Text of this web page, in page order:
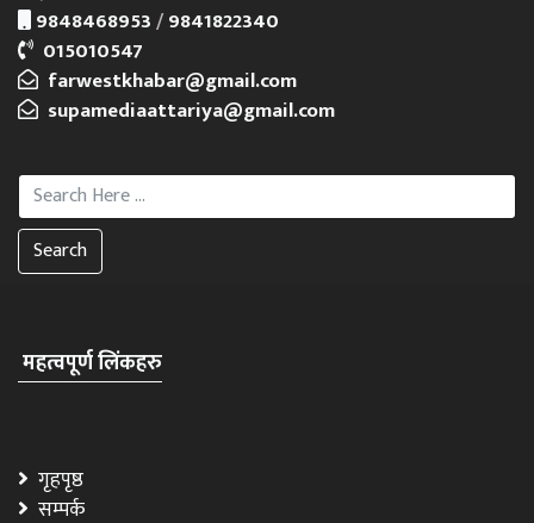
9848468953/9841822340
015010547
farwestkhabar@gmail.com
supamediaattariya@gmail.com
Search
महत्वपूर्ण लिंकहरु
गृहपृष्ठ
सम्पर्क